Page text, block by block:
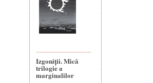
Izgoniții. Mică
trilogie a
marginalilor